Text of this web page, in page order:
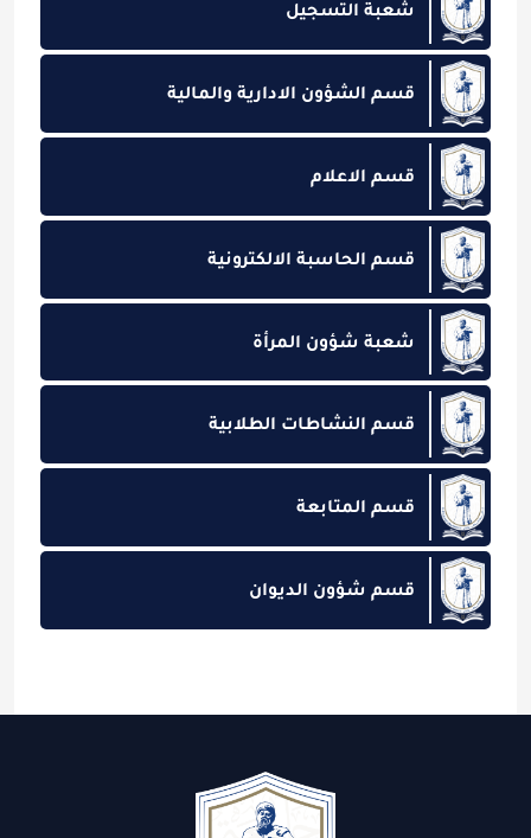
شعبة التسجيل
قسم الشؤون الادارية والمالية
قسم الاعلام
قسم الحاسبة الالكترونية
شعبة شؤون المرأة
قسم النشاطات الطلابية
قسم المتابعة
قسم شؤون الديوان